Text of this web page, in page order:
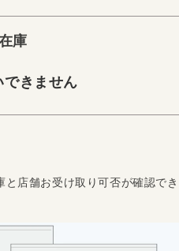
庫
きません
と店舗お受け取り可否が確認で